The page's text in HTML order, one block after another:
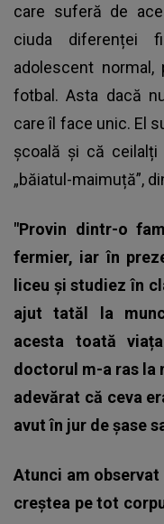
care suferă de
ciuda diferenței
adolescent
fotbal. Asta dacă
care îl face unic. El
școală și că ceilalți
„băiatul-maimuță”,
"Provin dintr-o
fermier, iar în
liceu și studiez în
ajut tatăl la
acesta toată
doctorul m-a ras la
adevărat că ceva
avut în jur de șase
Atunci am
creștea pe tot